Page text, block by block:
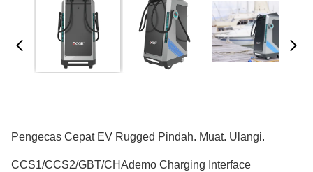
Pengecas Cepat EV Rugged Pindah. Muat. Ulangi.
CCS1/CCS2/GBT/CHAdemo Charging Interface